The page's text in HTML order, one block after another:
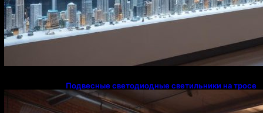
Подвесные светодиодные светильники на тросе